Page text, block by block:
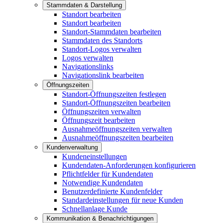
Stammdaten & Darstellung
Standort bearbeiten
Standort bearbeiten
Standort-Stammdaten bearbeiten
Stammdaten des Standorts
Standort-Logos verwalten
Logos verwalten
Navigationslinks
Navigationslink bearbeiten
Öffnungszeiten
Standort-Öffnungszeiten festlegen
Standort-Öffnungszeiten bearbeiten
Öffnungszeiten verwalten
Öffnungszeit bearbeiten
Ausnahmeöffnungszeiten verwalten
Ausnahmeöffnungszeiten bearbeiten
Kundenverwaltung
Kundeneinstellungen
Kundendaten-Anforderungen konfigurieren
Pflichtfelder für Kundendaten
Notwendige Kundendaten
Benutzerdefinierte Kundenfelder
Standardeinstellungen für neue Kunden
Schnellanlage Kunde
Kommunikation & Benachrichtigungen